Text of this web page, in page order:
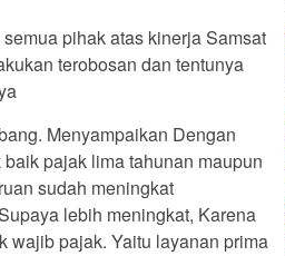
pihak atas kinerja Samsat
terobosan dan tentunya
Menyampaikan Dengan
pajak lima tahunan maupun
sudah meningkat
lebih meningkat, Karena
wajib pajak. Yaitu layanan prima